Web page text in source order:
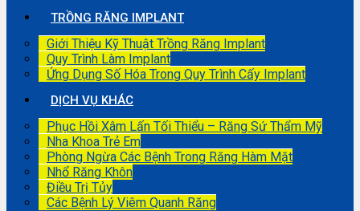
TRỒNG RĂNG IMPLANT
Giới Thiệu Kỹ Thuật Trồng Răng Implant
Quy Trình Làm Implant
Ứng Dụng Số Hóa Trong Quy Trình Cấy Implant
DỊCH VỤ KHÁC
Phục Hồi Xâm Lấn Tối Thiểu – Răng Sứ Thẩm Mỹ
Nha Khoa Trẻ Em
Phòng Ngừa Các Bệnh Trong Răng Hàm Mặt
Nhổ Răng Khôn
Điều Trị Tủy
Các Bệnh Lý Viêm Quanh Răng